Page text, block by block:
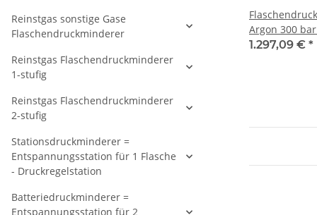
Argon 300
regelbar -
1.297,09 € *
Reinstgas sonstige Gase
Flaschendruckminderer
Reinstgas Flaschendruckminderer
1-stufig
Reinstgas Flaschendruckminderer
2-stufig
Stationsdruckminderer =
Entspannungsstation für 1 Flasche
- Druckregelstation
Batteriedruckminderer =
Entspannungsstation für 2